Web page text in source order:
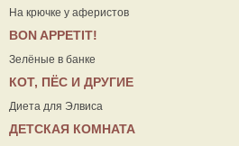
На крючке у аферистов
ВON APPETIT!
Зелёные в банке
КОТ, ПЁС И ДРУГИЕ
Диета для Элвиса
ДЕТСКАЯ КОМНАТА